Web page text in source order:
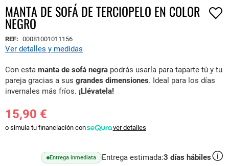
galería
de
MANTA DE SOFÁ DE TERCIOPELO EN COLOR
NEGRO
Ver detalles y medidas
REF: 00081001011156
Con esta manta de sofá negra podrás usarla para taparte tú y tu
pareja gracias a sus grandes dimensiones. Ideal para los días
invernales más fríos. ¡Llévatela!
15,90 €
o simula tu financiación con ver detalles
Entrega inmediata Entrega estimada:3 días hábiles